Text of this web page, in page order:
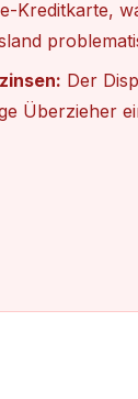
Kreditkarte,
Der
Überzieher